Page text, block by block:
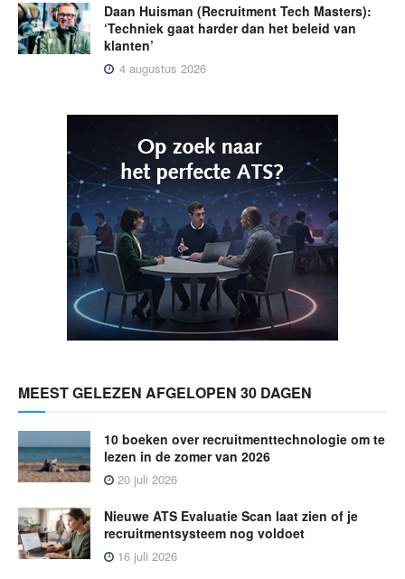
Daan Huisman (Recruitment Tech Masters):
‘Techniek gaat harder dan het beleid van
klanten’
4 augustus 2026
MEEST GELEZEN AFGELOPEN 30 DAGEN
10 boeken over recruitmenttechnologie om te
lezen in de zomer van 2026
20 juli 2026
Nieuwe ATS Evaluatie Scan laat zien of je
recruitmentsysteem nog voldoet
16 juli 2026